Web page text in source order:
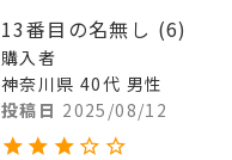
13番目の名無し 6
購入者
神奈川県 40代 男性
投稿日 2025/08/12